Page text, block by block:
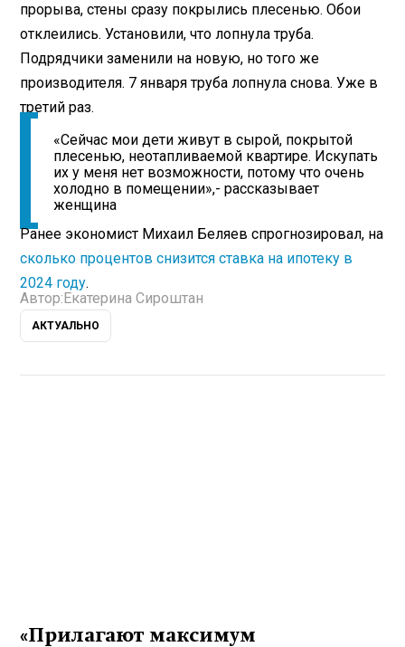
прорыва, стены сразу покрылись плесенью. Обои
отклеились. Установили, что лопнула труба.
Подрядчики заменили на новую, но того же
производителя. 7 января труба лопнула снова. Уже в
третий раз.
«Сейчас мои дети живут в сырой, покрытой
плесенью, неотапливаемой квартире. Искупать
их у меня нет возможности, потому что очень
холодно в помещении»,- рассказывает
женщина
Ранее экономист Михаил Беляев спрогнозировал, на
сколько процентов снизится ставка на ипотеку в
2024 году.
Автор: Екатерина Сироштан
АКТУАЛЬНО
«Прилагают максимум